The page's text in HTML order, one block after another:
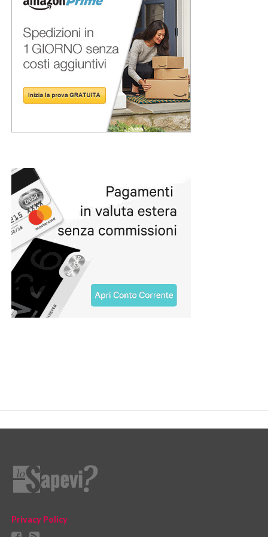
Privacy Policy